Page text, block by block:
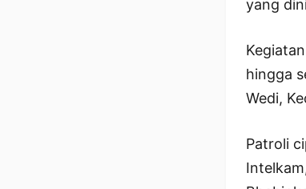
yang
hingga
Wedi,
Patroli